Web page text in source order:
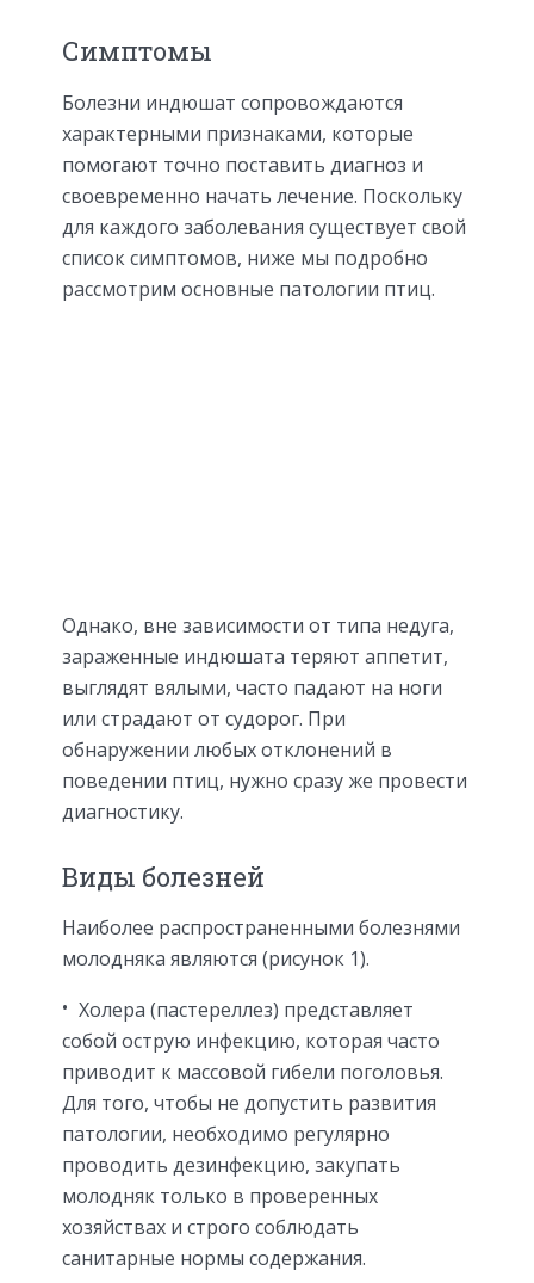
Симптомы
Болезни индюшат сопровождаются
характерными признаками, которые
помогают точно поставить диагноз и
своевременно начать лечение. Поскольку
для каждого заболевания существует свой
список симптомов, ниже мы подробно
рассмотрим основные патологии птиц.
Однако, вне зависимости от типа недуга,
зараженные индюшата теряют аппетит,
выглядят вялыми, часто падают на ноги
или страдают от судорог. При
обнаружении любых отклонений в
поведении птиц, нужно сразу же провести
диагностику.
Виды болезней
Наиболее распространенными болезнями
молодняка являются (рисунок 1).
Холера (пастереллез) представляет
собой острую инфекцию, которая часто
приводит к массовой гибели поголовья.
Для того, чтобы не допустить развития
патологии, необходимо регулярно
проводить дезинфекцию, закупать
молодняк только в проверенных
хозяйствах и строго соблюдать
санитарные нормы содержания.